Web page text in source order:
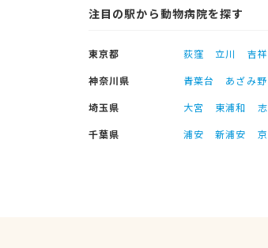
注目の駅から動物病院を探す
東京都 荻窪 立川 吉
神奈川県
青葉台 あざみ野
埼玉県
大宮 東浦和
千葉県
浦安 新浦安